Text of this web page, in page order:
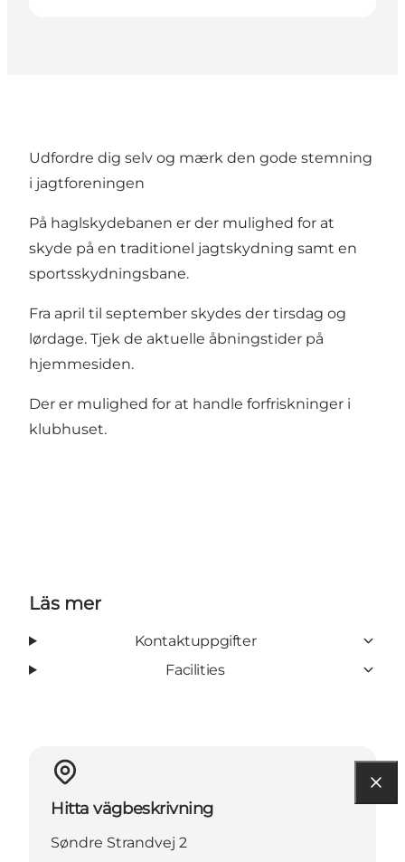
Udfordre dig selv og mærk den gode stemning
i jagtforeningen
På haglskydebanen er der mulighed for at
skyde på en traditionel jagtskydning samt en
sportsskydningsbane.
Fra april til september skydes der tirsdag og
lørdage. Tjek de aktuelle åbningstider på
hjemmesiden.
Der er mulighed for at handle forfriskninger i
klubhuset.
Läs mer
Kontaktuppgifter
Facilities
Hitta vägbeskrivning
Søndre Strandvej 2